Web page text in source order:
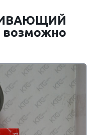
возможно